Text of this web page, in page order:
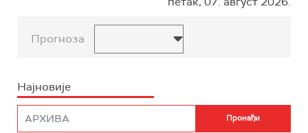
Прогноза
Најновије